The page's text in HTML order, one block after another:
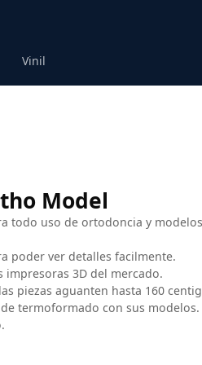
Vinil
Model
todo uso de ortodoncia y
poder ver detalles facilmente.
impresoras 3D del mercado.
piezas aguanten hasta 160
termoformado con sus modelos.